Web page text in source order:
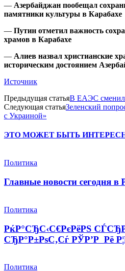
— Азербайджан пообещал
памятники культуры в Карабахе
— Путин отметил важность
храмов в Карабахе
— Алиев назвал христианские
историческим достоянием
Источник
Предыдущая статьяВ ЕАЭС
Следующая статьяЗеленский
с Украиной»
ЭТО МОЖЕТ БЫТЬ
Политика
Главные новости сегодня в
Политика
РќР°СЂС‹С€РєРёРЅ
СЂР°Р±РѕС‚Сѓ РЎР’Р Рё
Политика